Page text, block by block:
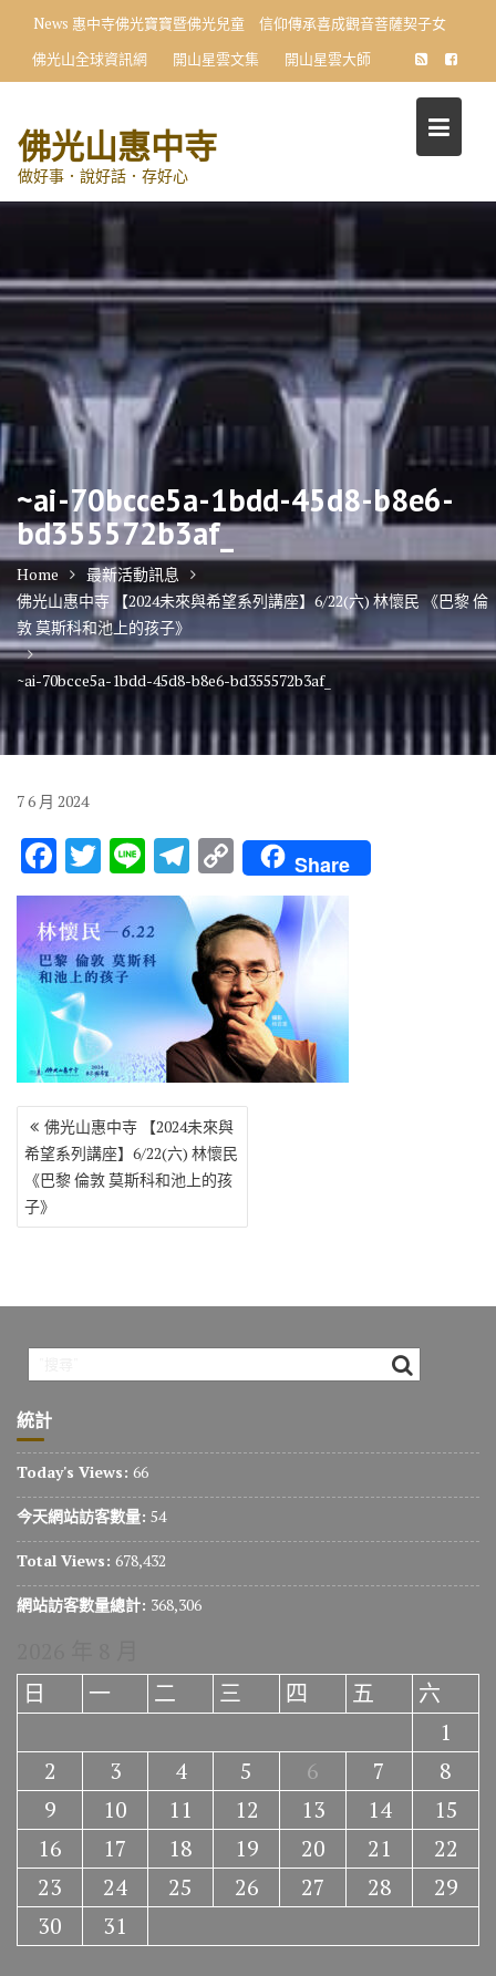
content
News 惠中寺佛光寶寶暨佛光兒童 信仰傳承喜成觀音菩薩契子女
佛光山全球資訊網
開山星雲文集 開山星雲大師
佛光山惠中寺
做好事．說好話．存好心
~ai-70bcce5a-1bdd-45d8-b8e6-
bd355572b3af_
Home
最新活動訊息
佛光山惠中寺 【2024未來與希望系列講座】6/22(六) 林懷民 《巴黎 倫
敦 莫斯科和池上的孩子》
~ai-70bcce5a-1bdd-45d8-b8e6-bd355572b3af_
76 月 2024
F
ac
e
b
o
o
k
T
w
it
te
r
Li
n
e
T
el
e
gr
a
m
C
o
p
y
Li
n
k
Share
文
章
導
覽
佛光山惠中寺 【2024未來與
希望系列講座】6/22(六) 林懷民
《巴黎 倫敦 莫斯科和池上的孩
子》
統計
Today's Views: 66
今天網站訪客數量: 54
Total Views: 678,432
網站訪客數量總計: 368,306
日
一 二 三 四 五
六
1
2
3 4 5 6 7
8
9
10 11 12 13 14
15
16
17 18 19 20 21
22
23
24 25 26 27 28
29
30
31